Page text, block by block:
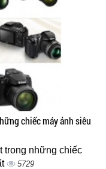
chiếc máy ảnh siêu
trong những chiếc
5729